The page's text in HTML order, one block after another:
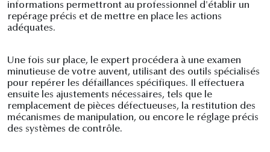
informations permettront au professionnel d'établir un
repérage précis et de mettre en place les actions
adéquates.
Une fois sur place, le expert procédera à une examen
minutieuse de votre auvent, utilisant des outils spécialisés
pour repérer les défaillances spécifiques. Il effectuera
ensuite les ajustements nécessaires, tels que le
remplacement de pièces défectueuses, la restitution des
mécanismes de manipulation, ou encore le réglage précis
des systèmes de contrôle.